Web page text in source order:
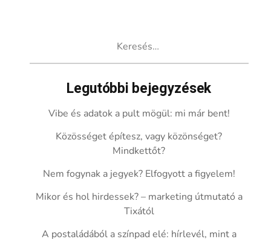
Legutóbbi bejegyzések
Vibe és adatok a pult mögül: mi már bent!
Közösséget építesz, vagy közönséget?
Mindkettőt?
Nem fogynak a jegyek? Elfogyott a figyelem!
Mikor és hol hirdessek? – marketing útmutató a
Tixától
A postaládából a színpad elé: hírlevél, mint a